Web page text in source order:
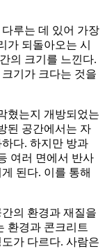
루는 데 있어 가장
가 되돌아오는 시
의 크기를 느낀다.
기가 크다는 것을
혔는지 개방되었는
된 공간에서는 자
다. 하지만 방과
여러 면에서 반사
된다. 이를 통해
의 환경과 재질을
환경과 콘크리트
가 다르다. 사람은